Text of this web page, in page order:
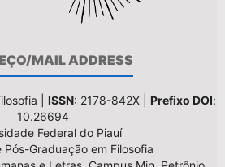
MAIL ADDRESS
| ISSN: 2178-842X | Prefixo DOI:
10.26694
Federal do Piauí
Pós-Graduação em Filosofia